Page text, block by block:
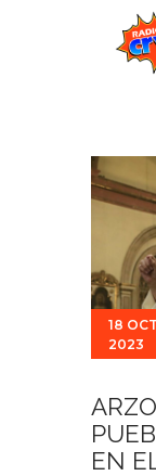
Para ti
18
2023
EN